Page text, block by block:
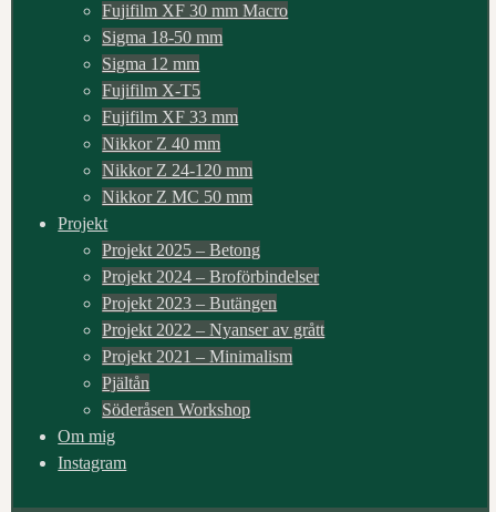
Fujifilm XF 30 mm Macro
Sigma 18-50 mm
Sigma 12 mm
Fujifilm X-T5
Fujifilm XF 33 mm
Nikkor Z 40 mm
Nikkor Z 24-120 mm
Nikkor Z MC 50 mm
Projekt
Projekt 2025 – Betong
Projekt 2024 – Broförbindelser
Projekt 2023 – Butängen
Projekt 2022 – Nyanser av grått
Projekt 2021 – Minimalism
Pjältån
Söderåsen Workshop
Om mig
Instagram